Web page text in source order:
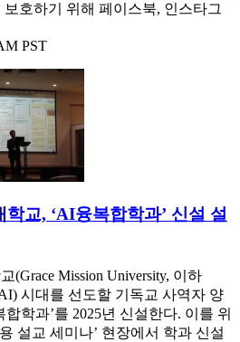
호하기 위해 페이스북, 인스타그
PST
교, ‘AI융복합학과’ 신설 설
(Grace Mission University, 이하
시대를 선도할 기독교 사역자 양
학과’를 2025년 신설한다. 이를 위
설교 세미나’ 현장에서 학과 신설